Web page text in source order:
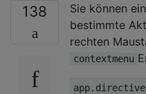
138
Sie können
bestimmte
rechten
contextmenu